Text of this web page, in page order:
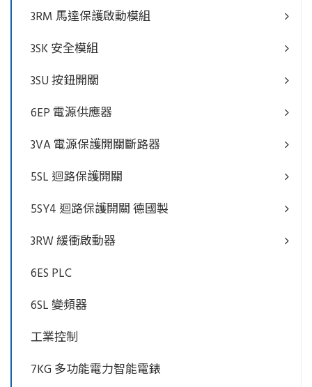
3RM 馬達保護啟動模組
3SK 安全模組
3SU 按鈕開關
6EP 電源供應器
3VA 電源保護開關斷路器
5SL 迴路保護開關
5SY4 迴路保護開關 德國製
3RW 緩衝啟動器
6ES PLC
6SL 變頻器
工業控制
7KG 多功能電力智能電錶